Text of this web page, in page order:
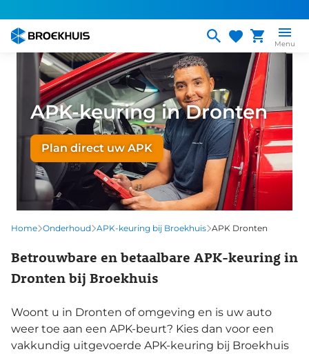
naar
inhoud
Menu
APK-keuring in Dronten
Plan direct uw APK
Home Onderhoud APK-keuring bij Broekhuis APK Dronten
Betrouwbare en betaalbare APK-keuring in
Dronten bij Broekhuis
Woont u in Dronten of omgeving en is uw auto
weer toe aan een APK-beurt? Kies dan voor een
vakkundig uitgevoerde APK-keuring bij Broekhuis